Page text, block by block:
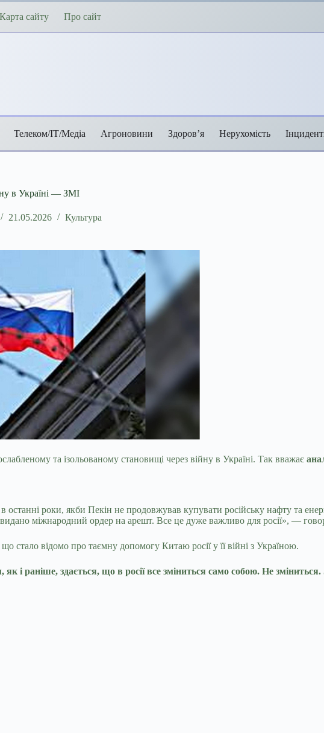
Карта сайту Про сайт
Телеком/ІТ/Медіа Агроновини Здоров’я Нерухомість
в Україні — ЗМІ
21.05.2026 Культура
та ізольованому становищі через війну в Україні. Так вважає
в останні роки, якби Пекін не продовжував купувати російську нафту та
міжнародний ордер на арешт. Все це дуже важливо для росії», —
відомо про таємну допомогу Китаю росії у її війні з Україною.
і раніше, здається, що в росії все зміниться само собою. Не